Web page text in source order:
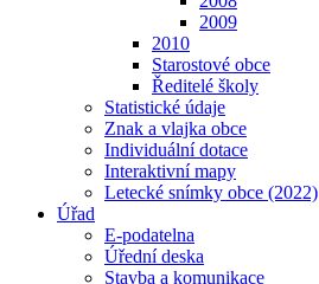
2009
2010
Starostové obce
Ředitelé školy
Statistické údaje
Znak a vlajka obce
Individuální dotace
Interaktivní mapy
Letecké snímky obce (2022)
Úřad
E-podatelna
Úřední deska
Stavba a komunikace